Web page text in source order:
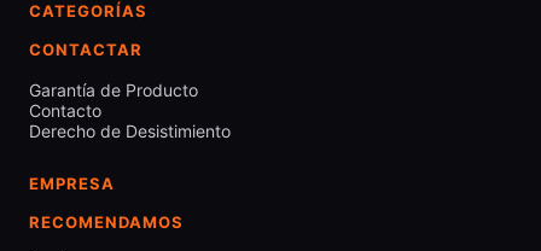
CATEGORÍAS
CONTACTAR
Garantía de Producto
Contacto
Derecho de Desistimiento
EMPRESA
RECOMENDAMOS